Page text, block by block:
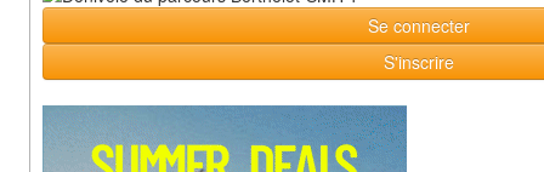
Se connecter
S'inscrire